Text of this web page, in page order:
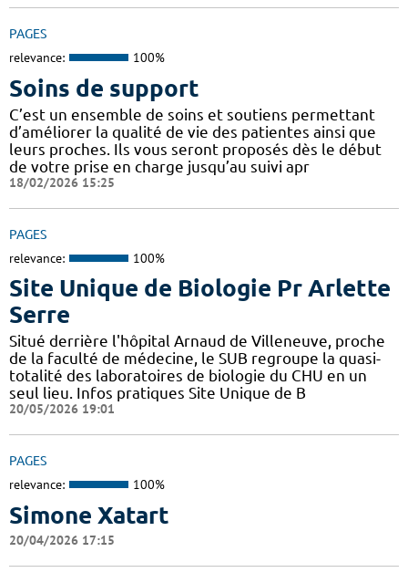
PAGES
relevance: 100%
Soins de support
C’est un ensemble de soins et soutiens permettant
d’améliorer la qualité de vie des patientes ainsi que
leurs proches. Ils vous seront proposés dès le début
de votre prise en charge jusqu’au suivi apr
18/02/2026 15:25
PAGES
relevance: 100%
Site Unique de Biologie Pr Arlette
Serre
Situé derrière l'hôpital Arnaud de Villeneuve, proche
de la faculté de médecine, le SUB regroupe la quasi-
totalité des laboratoires de biologie du CHU en un
seul lieu. Infos pratiques Site Unique de B
20/05/2026 19:01
PAGES
relevance: 100%
Simone Xatart
20/04/2026 17:15